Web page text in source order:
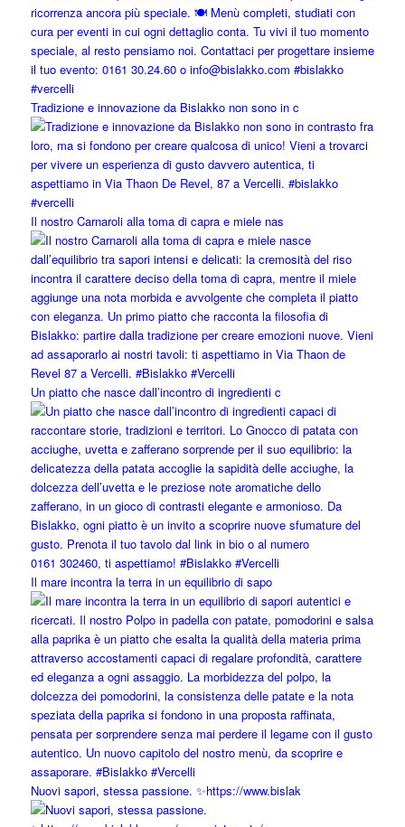
Tradizione e innovazione da Bislakko non sono in c
Il nostro Carnaroli alla toma di capra e miele nas
Un piatto che nasce dall’incontro di ingredienti c
Il mare incontra la terra in un equilibrio di sapo
Nuovi sapori, stessa passione. ✨https://www.bislak